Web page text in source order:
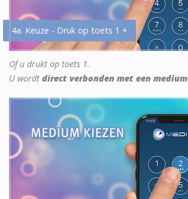
4a. Keuze - Druk op toets 1 +
Of u drukt op toets 1.
U wordt direct verbonden met een medium